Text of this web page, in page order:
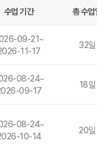
수업 기간 총 수업일
09-21~
11-17
32일
08-24~
09-17
18일
08-24~
10-14
20일